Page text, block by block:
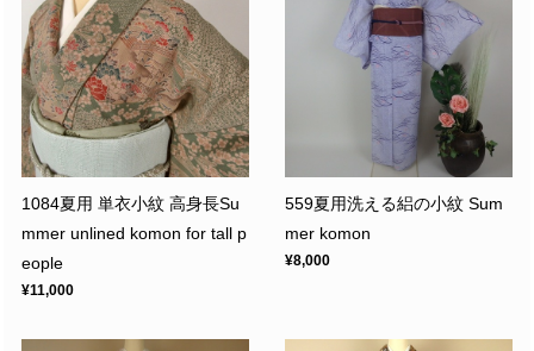
1084夏用 単衣小紋 高身長Su
mmer unlined komon for tall p
eople
¥11,000
559夏用洗える絽の小紋 Sum
mer komon
¥8,000